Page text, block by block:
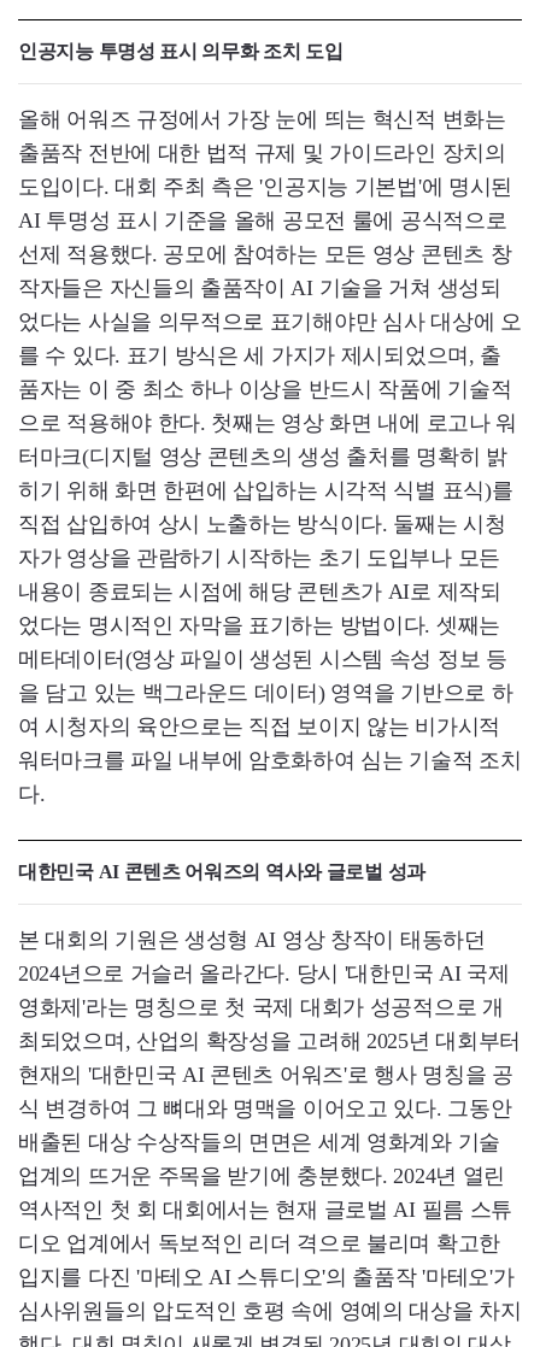
인공지능 투명성 표시 의무화 조치 도입
올해 어워즈 규정에서 가장 눈에 띄는 혁신적 변화는
출품작 전반에 대한 법적 규제 및 가이드라인 장치의
도입이다. 대회 주최 측은 '인공지능 기본법'에 명시된
AI 투명성 표시 기준을 올해 공모전 룰에 공식적으로
선제 적용했다. 공모에 참여하는 모든 영상 콘텐츠 창
작자들은 자신들의 출품작이 AI 기술을 거쳐 생성되
었다는 사실을 의무적으로 표기해야만 심사 대상에 오
를 수 있다. 표기 방식은 세 가지가 제시되었으며, 출
품자는 이 중 최소 하나 이상을 반드시 작품에 기술적
으로 적용해야 한다. 첫째는 영상 화면 내에 로고나 워
터마크(디지털 영상 콘텐츠의 생성 출처를 명확히 밝
히기 위해 화면 한편에 삽입하는 시각적 식별 표식)를
직접 삽입하여 상시 노출하는 방식이다. 둘째는 시청
자가 영상을 관람하기 시작하는 초기 도입부나 모든
내용이 종료되는 시점에 해당 콘텐츠가 AI로 제작되
었다는 명시적인 자막을 표기하는 방법이다. 셋째는
메타데이터(영상 파일이 생성된 시스템 속성 정보 등
을 담고 있는 백그라운드 데이터) 영역을 기반으로 하
여 시청자의 육안으로는 직접 보이지 않는 비가시적
워터마크를 파일 내부에 암호화하여 심는 기술적 조치
다.
대한민국 AI 콘텐츠 어워즈의 역사와 글로벌 성과
본 대회의 기원은 생성형 AI 영상 창작이 태동하던
2024년으로 거슬러 올라간다. 당시 '대한민국 AI 국제
영화제'라는 명칭으로 첫 국제 대회가 성공적으로 개
최되었으며, 산업의 확장성을 고려해 2025년 대회부터
현재의 '대한민국 AI 콘텐츠 어워즈'로 행사 명칭을 공
식 변경하여 그 뼈대와 명맥을 이어오고 있다. 그동안
배출된 대상 수상작들의 면면은 세계 영화계와 기술
업계의 뜨거운 주목을 받기에 충분했다. 2024년 열린
역사적인 첫 회 대회에서는 현재 글로벌 AI 필름 스튜
디오 업계에서 독보적인 리더 격으로 불리며 확고한
입지를 다진 '마테오 AI 스튜디오'의 출품작 '마테오'가
심사위원들의 압도적인 호평 속에 영예의 대상을 차지